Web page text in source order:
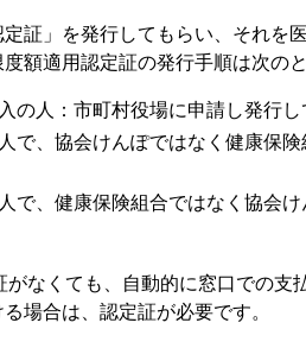
証」を発行してもらい、それを
額適用認定証の発行手順は次のと
の人：市町村役場に申請し発行し
で、協会けんぽではなく健康保
で、健康保険組合ではなく協会
なくても、自動的に窓口での
場合は、認定証が必要です。